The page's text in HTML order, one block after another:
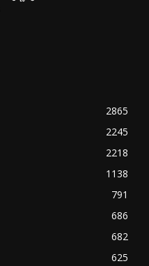
2865
2245
2218
1138
791
686
682
625